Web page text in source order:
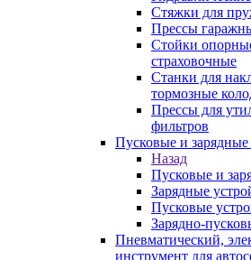
Стяжки для
Прессы
Стойки
страховочные
Станки для
тормозные
Прессы для
фильтров
Пусковые и зарядные
Назад
Пусковые и
Зарядные
Пусковые
Зарядно-
Пневматический,
инструмент для